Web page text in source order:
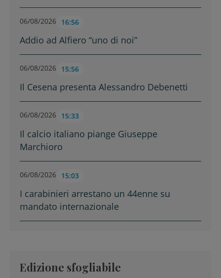
06/08/2026 16:56
Addio ad Alfiero “uno di noi”
06/08/2026 15:56
Il Cesena presenta Alessandro Debenetti
06/08/2026 15:33
Il calcio italiano piange Giuseppe
Marchioro
06/08/2026 15:03
I carabinieri arrestano un 44enne su
mandato internazionale
Edizione sfogliabile